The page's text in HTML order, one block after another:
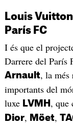
Louis
París FC
I és que el
Darrere del París
Arnault, la més
importants del
luxe LVMH , que
Dior, Möet,